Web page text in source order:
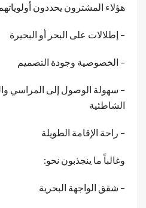
هؤلاء المشترون يحددون
– إطلالات على البحر أو البحيرة
– الخصوصية وجودة التصميم
– سهولة الوصول إلى المراسي
الشاطئية
– راحة الإقامة الطويلة
وغالباً ما ينجذبون نحو:
– شقق الواجهة البحرية